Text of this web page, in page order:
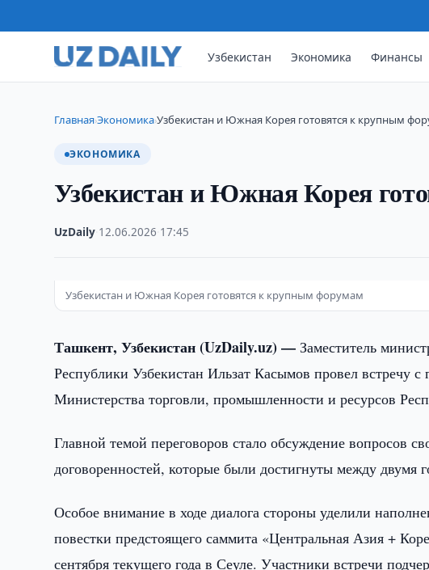
Узбекистан Экономика Финансы
Главная›Экономика›Узбекистан и Южная Корея готовятся к крупным
ЭКОНОМИКА
Узбекистан и Южная Корея
UzDaily 12.06.2026 17:45
Узбекистан и Южная Корея готовятся к крупным форумам
Ташкент, Узбекистан (UzDaily.uz) —Заместитель
Республики Узбекистан Ильзат Касымов провел встречу
Министерства торговли, промышленности и ресурсов
Главной темой переговоров стало обсуждение вопросов
договоренностей, которые были достигнуты между двумя
Особое внимание в ходе диалога стороны уделили
повестки предстоящего саммита «Центральная Азия +
сентября текущего года в Сеуле. Участники встречи